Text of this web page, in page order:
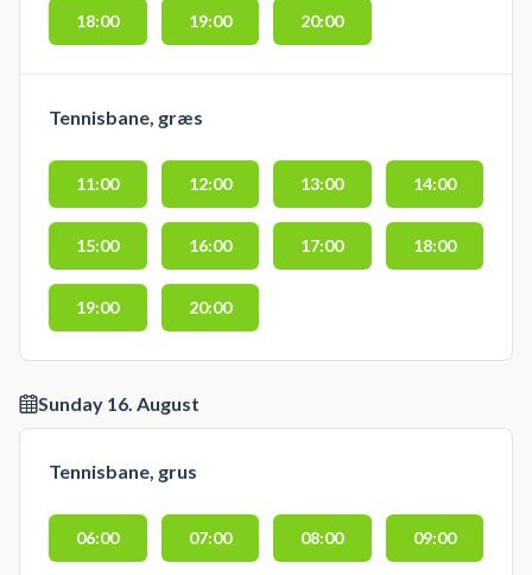
18:00 19:00 20:00
Tennisbane, græs
11:00 12:00 13:00 14:00
15:00 16:00 17:00 18:00
19:00 20:00
Sunday 16. August
Tennisbane, grus
06:00 07:00 08:00 09:00